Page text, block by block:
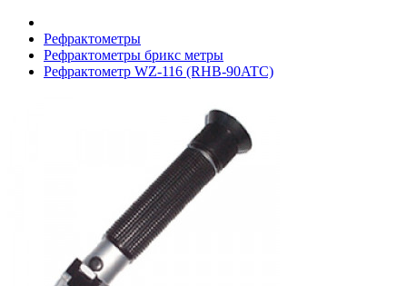
Рефрактометры
Рефрактометры брикс метры
Рефрактометр WZ-116 (RHB-90ATC)